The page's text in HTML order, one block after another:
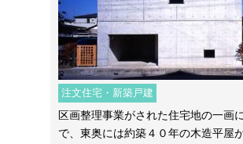
注文住宅・新築戸建
区画整理事業がされた住宅地の一画
で、東奥には約築４０年の木造平屋